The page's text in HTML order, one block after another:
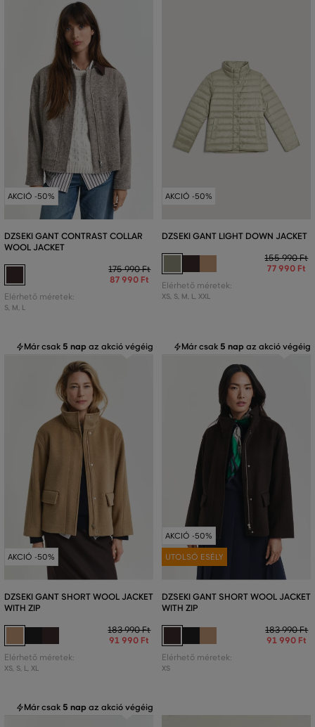
AKCIÓ -50%
DZSEKI GANT CONTRAST COLLAR
WOOL JACKET
175 990 Ft
87 990 Ft
Elérhető méretek:
S, M, L
AKCIÓ -50%
DZSEKI GANT LIGHT DOWN JACKET
155 990 Ft
77 990 Ft
Elérhető méretek:
XS, S, M, L, XXL
Már csak 5 nap az akció végéig
AKCIÓ -50%
DZSEKI GANT SHORT WOOL JACKET
WITH ZIP
183 990 Ft
91 990 Ft
Elérhető méretek:
XS, S, L XL
Már csak 5 nap az akció végéig
AKCIÓ -50%
UTOLSÓ ESÉLY
DZSEKI GANT SHORT WOOL JACKET
WITH ZIP
183 990 Ft
91 990 Ft
Elérhető méretek:
XS
Már csak 5 nap az akció végéig